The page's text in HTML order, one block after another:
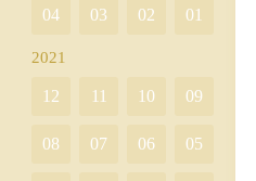
04 03 02 01
2021
12 11 10 09
08 07 06 05